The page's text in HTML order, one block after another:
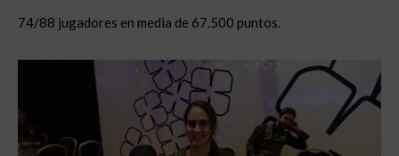
74/88 jugadores en media de 67.500 puntos.